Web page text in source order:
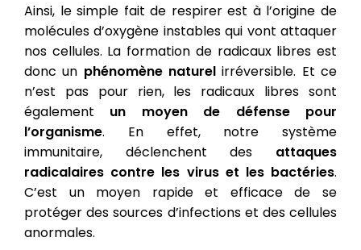
Ainsi, le simple fait de respirer est à l’origine de
molécules d’oxygène instables qui vont attaquer
nos cellules. La formation de radicaux libres est
donc un phénomène naturel irréversible. Et ce
n’est pas pour rien, les radicaux libres sont
également un moyen de défense pour
l’organisme. En effet, notre système
immunitaire, déclenchent des attaques
radicalaires contre les virus et les bactéries.
C’est un moyen rapide et efficace de se
protéger des sources d’infections et des cellules
anormales.